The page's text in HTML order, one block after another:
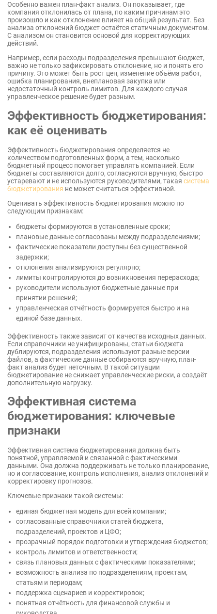
Особенно важен план-факт анализ. Он показывает, где
компания отклонилась от плана, по каким причинам это
произошло и как отклонение влияет на общий результат. Без
анализа отклонений бюджет остаётся статичным документом.
С анализом он становится основой для корректирующих
действий.
Например, если расходы подразделения превышают бюджет,
важно не только зафиксировать отклонение, но и понять его
причину. Это может быть рост цен, изменение объёма работ,
ошибка планирования, внеплановая закупка или
недостаточный контроль лимитов. Для каждого случая
управленческое решение будет разным.
Эффективность бюджетирования:
как её оценивать
Эффективность бюджетирования определяется не
количеством подготовленных форм, а тем, насколько
бюджетный процесс помогает управлять компанией. Если
бюджеты составляются долго, согласуются вручную, быстро
устаревают и не используются руководителями, такая система
бюджетирования не может считаться эффективной.
Оценивать эффективность бюджетирования можно по
следующим признакам:
бюджеты формируются в установленные сроки;
плановые данные согласованы между подразделениями;
фактические показатели доступны без существенной
задержки;
отклонения анализируются регулярно;
лимиты контролируются до возникновения перерасхода;
руководители используют бюджетные данные при
принятии решений;
управленческая отчётность формируется быстро и на
единой базе данных.
Эффективность также зависит от качества исходных данных.
Если справочники не унифицированы, статьи бюджета
дублируются, подразделения используют разные версии
файлов, а фактические данные собираются вручную, план-
факт анализ будет неточным. В такой ситуации
бюджетирование не снижает управленческие риски, а создаёт
дополнительную нагрузку.
Эффективная система
бюджетирования: ключевые
признаки
Эффективная система бюджетирования должна быть
понятной, управляемой и связанной с фактическими
данными. Она должна поддерживать не только планирование,
но и согласование, контроль исполнения, анализ отклонений и
корректировку прогнозов.
Ключевые признаки такой системы:
единая бюджетная модель для всей компании;
согласованные справочники статей бюджета,
подразделений, проектов и ЦФО;
прозрачный порядок подготовки и утверждения бюджетов;
контроль лимитов и ответственности;
связь плановых данных с фактическими показателями;
возможность анализа по подразделениям, проектам,
статьям и периодам;
поддержка сценариев и корректировок;
понятная отчётность для финансовой службы и